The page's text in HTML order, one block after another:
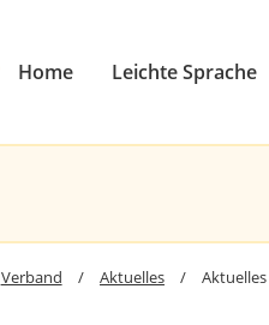
Navigation überspringen
Home Leichte Sprache
Verband Aktuelles